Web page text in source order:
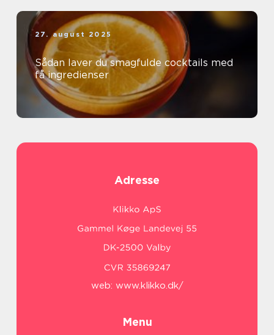
27. august 2025
Sådan laver du smagfulde cocktails med
få ingredienser
Adresse
web: www.klikko.dk/
Menu